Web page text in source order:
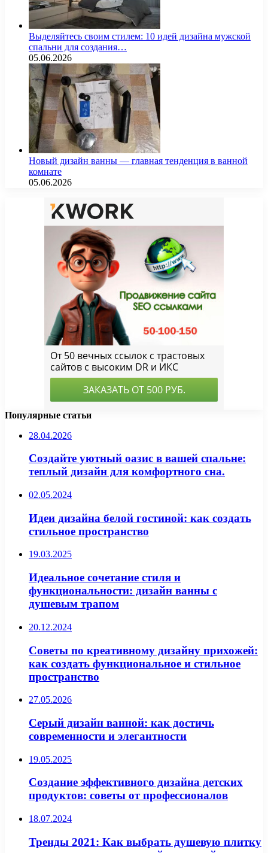
Выделяйтесь своим стилем: 10 идей дизайна мужской
спальни для создания…
05.06.2026
Новый дизайн ванны — главная тенденция в ванной
комнате
05.06.2026
Популярные статьи
28.04.2026
Создайте уютный оазис в вашей спальне:
теплый дизайн для комфортного сна.
02.05.2024
Идеи дизайна белой гостиной: как создать
стильное пространство
19.03.2025
Идеальное сочетание стиля и
функциональности: дизайн ванны с
душевым трапом
20.12.2024
Советы по креативному дизайну прихожей:
как создать функциональное и стильное
пространство
27.05.2026
Серый дизайн ванной: как достичь
современности и элегантности
19.05.2025
Создание эффективного дизайна детских
продуктов: советы от профессионалов
18.07.2024
Тренды 2021: Как выбрать душевую плитку